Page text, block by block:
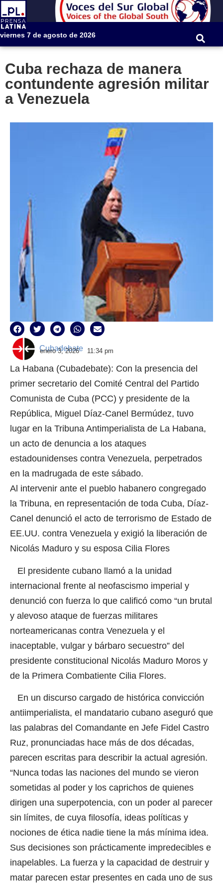
viernes 7 de agosto de 2026
Cuba rechaza de manera
contundente agresión militar
a Venezuela
Cubadebate
enero 3, 2026 11:34 pm
La Habana (Cubadebate): Con la presencia del
primer secretario del Comité Central del Partido
Comunista de Cuba (PCC) y presidente de la
República, Miguel Díaz-Canel Bermúdez, tuvo
lugar en la Tribuna Antimperialista de La Habana,
un acto de denuncia a los ataques
estadounidenses contra Venezuela, perpetrados
en la madrugada de este sábado.
Al intervenir ante el pueblo habanero congregado
la Tribuna, en representación de toda Cuba, Díaz-
Canel denunció el acto de terrorismo de Estado de
EE.UU. contra Venezuela y exigió la liberación de
Nicolás Maduro y su esposa Cilia Flores
El presidente cubano llamó a la unidad
internacional frente al neofascismo imperial y
denunció con fuerza lo que calificó como “un brutal
y alevoso ataque de fuerzas militares
norteamericanas contra Venezuela y el
inaceptable, vulgar y bárbaro secuestro” del
presidente constitucional Nicolás Maduro Moros y
de la Primera Combatiente Cilia Flores.
En un discurso cargado de histórica convicción
antiimperialista, el mandatario cubano aseguró que
las palabras del Comandante en Jefe Fidel Castro
Ruz, pronunciadas hace más de dos décadas,
parecen escritas para describir la actual agresión.
“Nunca todas las naciones del mundo se vieron
sometidas al poder y los caprichos de quienes
dirigen una superpotencia, con un poder al parecer
sin límites, de cuya filosofía, ideas políticas y
nociones de ética nadie tiene la más mínima idea.
Sus decisiones son prácticamente impredecibles e
inapelables. La fuerza y la capacidad de destruir y
matar parecen estar presentes en cada uno de sus